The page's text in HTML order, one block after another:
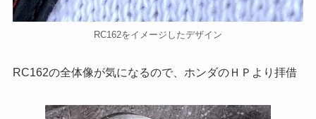
RC162をイメージしたデザイン
RC162の全体像が気になるので、ホンダのＨＰより拝借